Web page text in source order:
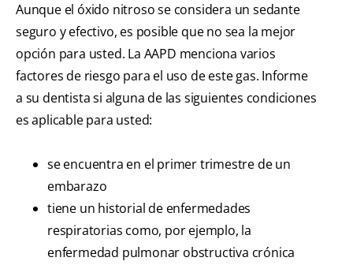
Aunque el óxido nitroso se considera un sedante
seguro y efectivo, es posible que no sea la mejor
opción para usted. La AAPD menciona varios
factores de riesgo para el uso de este gas. Informe
a su dentista si alguna de las siguientes condiciones
es aplicable para usted:
se encuentra en el primer trimestre de un
embarazo
tiene un historial de enfermedades
respiratorias como, por ejemplo, la
enfermedad pulmonar obstructiva crónica